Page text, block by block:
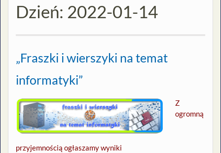
Dzień: 2022-01-14
„Fraszki i wierszyki na temat
informatyki”
Z
ogromną
przyjemnością ogłaszamy wyniki